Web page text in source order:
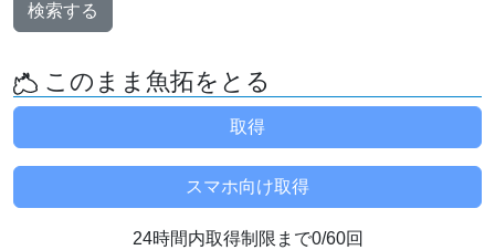
検索する
このまま魚拓をとる
24時間内取得制限まで0/60回